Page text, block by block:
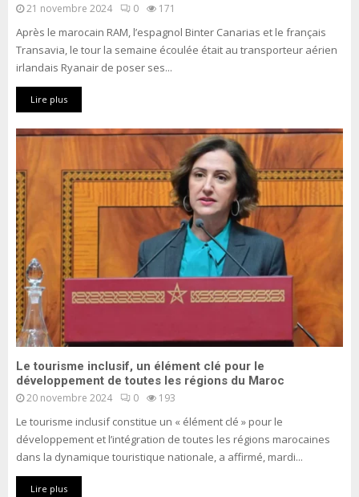
21 novembre 2024 0 171
Après le marocain RAM, l’espagnol Binter Canarias et le français
Transavia, le tour la semaine écoulée était au transporteur aérien
irlandais Ryanair de poser ses...
Lire plus
Le tourisme inclusif, un élément clé pour le
développement de toutes les régions du Maroc
20 novembre 2024 0 193
Le tourisme inclusif constitue un « élément clé » pour le
développement et l’intégration de toutes les régions marocaines
dans la dynamique touristique nationale, a affirmé, mardi...
Lire plus